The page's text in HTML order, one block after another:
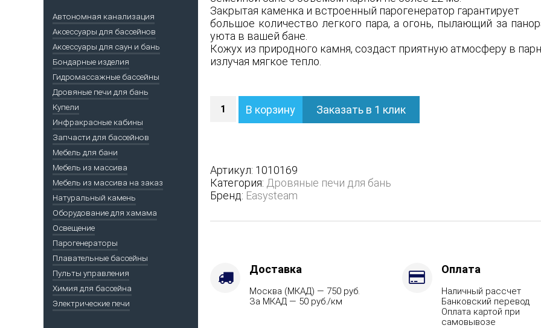
Закрытая каменка и встроенный парогенератор гарантирует
большое количество легкого пара, а огонь, пылающий за
уюта в вашей бане.
Кожух из природного камня, создаст приятную атмосферу в
излучая мягкое тепло.
Печь
кожухе
-
Защита
топки
Змеевик,
В корзину Заказать в 1 клик
Артикул: 1010169
Категория: Дровяные печи для бань
Бренд: Easysteam
Доставка
Москва (МКАД) — 750 руб.
За МКАД — 50 руб./км
Оплата
Наличный рассчет
Банковский перевод
Оплата картой при
самовывозе
Автономная канализация
Аксессуары для бассейнов
Аксессуары для саун и бань
Бондарные изделия
Гидромассажные бассейны
Дровяные печи для бань
Купели
Инфракрасные кабины
Запчасти для бассейнов
Мебель для бани
Мебель из массива
Мебель из массива на заказ
Натуральный камень
Оборудование для хамама
Освещение
Парогенераторы
Плавательные бассейны
Пульты управления
Химия для бассейна
Электрические печи